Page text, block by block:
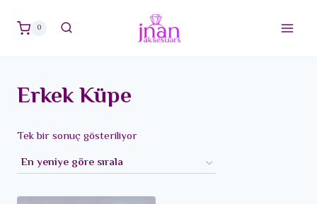
0
Erkek Küpe
Tek bir sonuç gösteriliyor